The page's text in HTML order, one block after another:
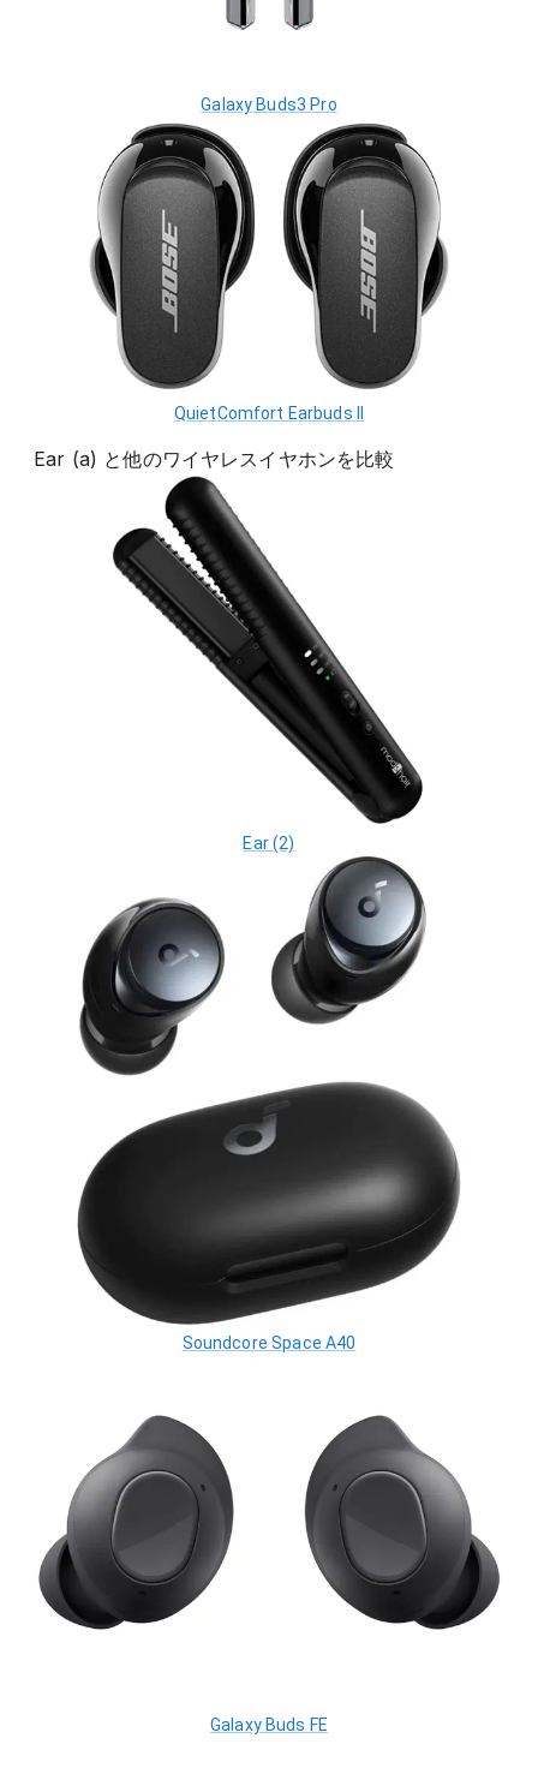
Galaxy Buds3 Pro
QuietComfort Earbuds II
Ear (a) と他のワイヤレスイヤホンを比較
Ear (2)
Soundcore Space A40
Galaxy Buds FE